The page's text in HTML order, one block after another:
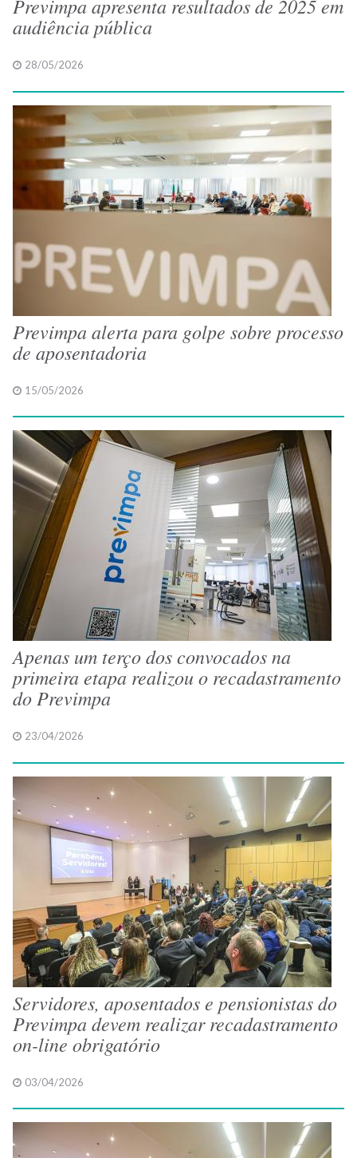
Previmpa apresenta resultados de 2025 em
audiência pública
28/05/2026
Previmpa alerta para golpe sobre processo
de aposentadoria
15/05/2026
Apenas um terço dos convocados na
primeira etapa realizou o recadastramento
do Previmpa
23/04/2026
Servidores, aposentados e pensionistas do
Previmpa devem realizar recadastramento
on-line obrigatório
03/04/2026